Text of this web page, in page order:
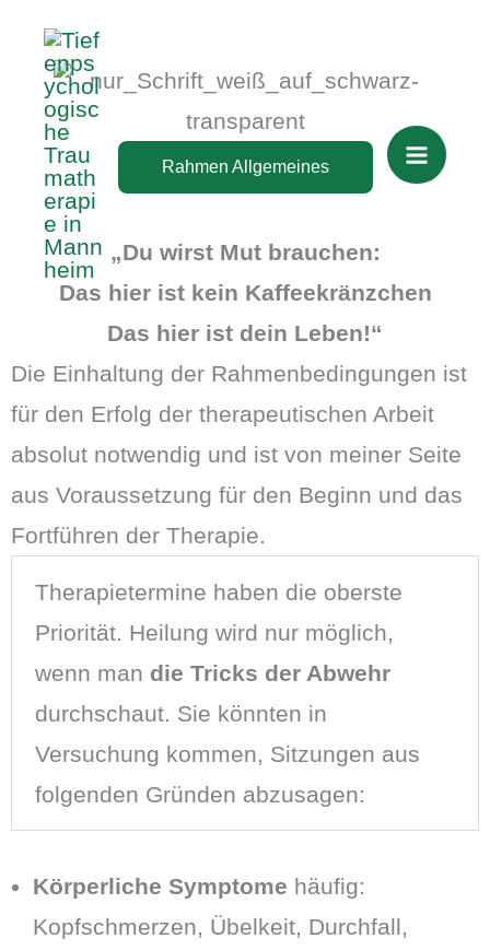
Inhalt
springen
Rahmen Allgemeines
„Du wirst Mut brauchen:
Das hier ist kein Kaffeekränzchen
Das hier ist dein Leben!“
Die Einhaltung der Rahmenbedingungen ist
für den Erfolg der therapeutischen Arbeit
absolut notwendig und ist von meiner Seite
aus Voraussetzung für den Beginn und das
Fortführen der Therapie.
Therapietermine haben die oberste
Priorität. Heilung wird nur möglich,
wenn man die Tricks der Abwehr
durchschaut. Sie könnten in
Versuchung kommen, Sitzungen aus
folgenden Gründen abzusagen:
Körperliche Symptome häufig:
Kopfschmerzen, Übelkeit, Durchfall,